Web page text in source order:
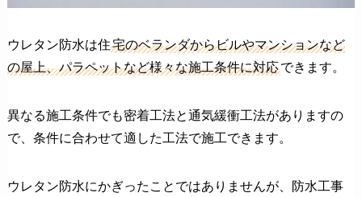
ウレタン防水は住宅のベランダからビルやマンションなど
の屋上、パラペットなど様々な施工条件に対応できます。
異なる施工条件でも密着工法と通気緩衝工法がありますの
で、条件に合わせて適した工法で施工できます。
ウレタン防水にかぎったことではありませんが、防水工事